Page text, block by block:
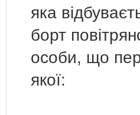
яка
борт
особи, що
якої: